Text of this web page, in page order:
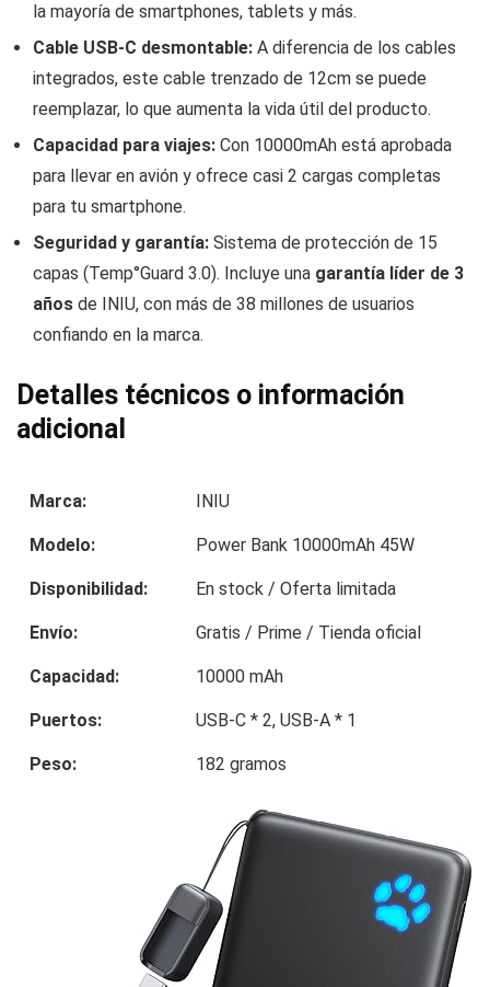
la mayoría de smartphones, tablets y más.
Cable USB-C desmontable: A diferencia de los cables
integrados, este cable trenzado de 12cm se puede
reemplazar, lo que aumenta la vida útil del producto.
Capacidad para viajes: Con 10000mAh está aprobada
para llevar en avión y ofrece casi 2 cargas completas
para tu smartphone.
Seguridad y garantía: Sistema de protección de 15
capas (Temp°Guard 3.0). Incluye una garantía líder de 3
años de INIU, con más de 38 millones de usuarios
confiando en la marca.
Detalles técnicos o información
adicional
Marca: INIU
Modelo: Power Bank 10000mAh 45W
Disponibilidad: En stock / Oferta limitada
Envío: Gratis / Prime / Tienda oficial
Capacidad: 10000 mAh
Puertos: USB-C * 2, USB-A * 1
Peso: 182 gramos